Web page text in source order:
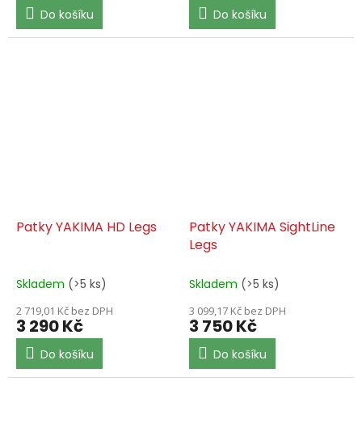
Do košíku Do košíku
Patky YAKIMA HD Legs
Skladem (>5 ks)
2 719,01 Kč bez DPH
3 290 Kč
Do košíku
Patky YAKIMA SightLine
Legs
Skladem (>5 ks)
3 099,17 Kč bez DPH
3 750 Kč
Do košíku